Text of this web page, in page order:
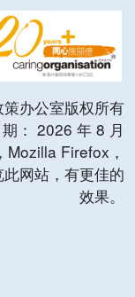
办公室版权所有
： 2026 年 8 月
Firefox，
网站，有更佳的
效果。